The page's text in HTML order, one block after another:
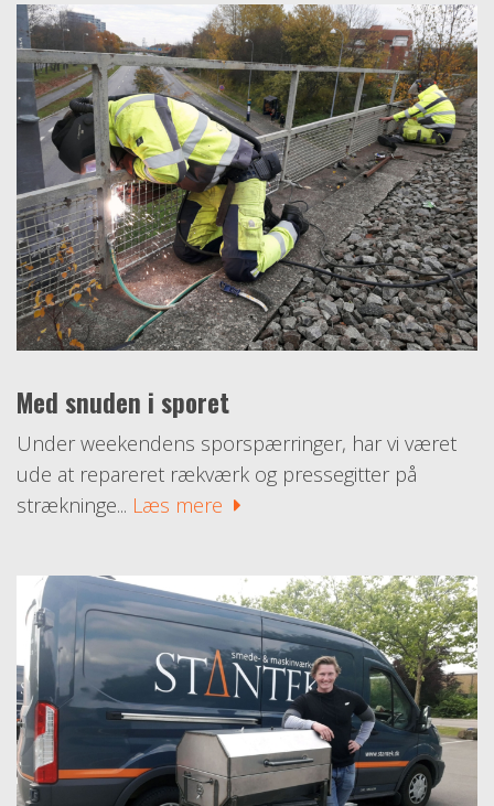
Med snuden i sporet
Under weekendens sporspærringer, har vi været
ude at repareret rækværk og pressegitter på
strækninge... Læs mere